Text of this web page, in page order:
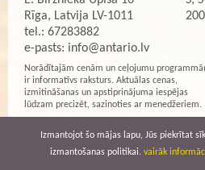
Rīga, Latvija LV-1011
tel.: 67283882
e-pasts: info@antario.lv
Norādītajām cenām un ceļojumu
ir informatīvs raksturs. Aktuālas cenas,
izmitināšanas un apstiprinājuma iespējas
lūdzam precizēt, sazinoties ar menedžeriem.
Izmantojot šo mājas lapu, Jūs piekrītat
izmantošanas politikai. vairāk